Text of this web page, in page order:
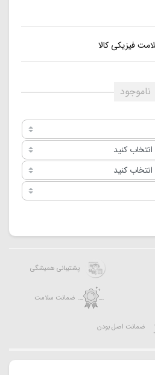
فیزیکی کالا
ناموجود
پشتیبانی همیشگی
ضمانت سلامت
ضمانت اصل بودن